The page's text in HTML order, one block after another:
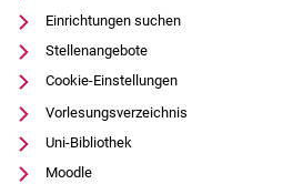
Einrichtungen suchen
Stellenangebote
Cookie-Einstellungen
Vorlesungsverzeichnis
Uni-Bibliothek
Moodle